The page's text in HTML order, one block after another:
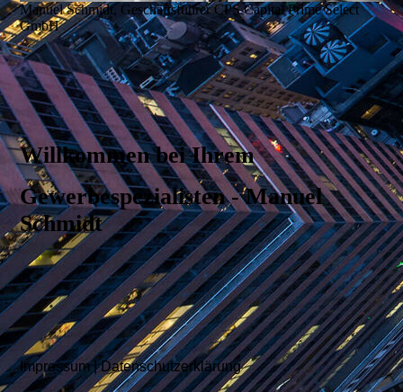
Manuel Schmidt, Geschäftsführer CPS Capital Prime Select
GmbH
Willkommen bei Ihrem
Gewerbespezialisten - Manuel
Schmidt
Impressum |Datenschutzerklärung